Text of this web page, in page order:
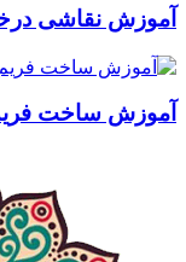
آموزش نقاشی
آموزش ساخت